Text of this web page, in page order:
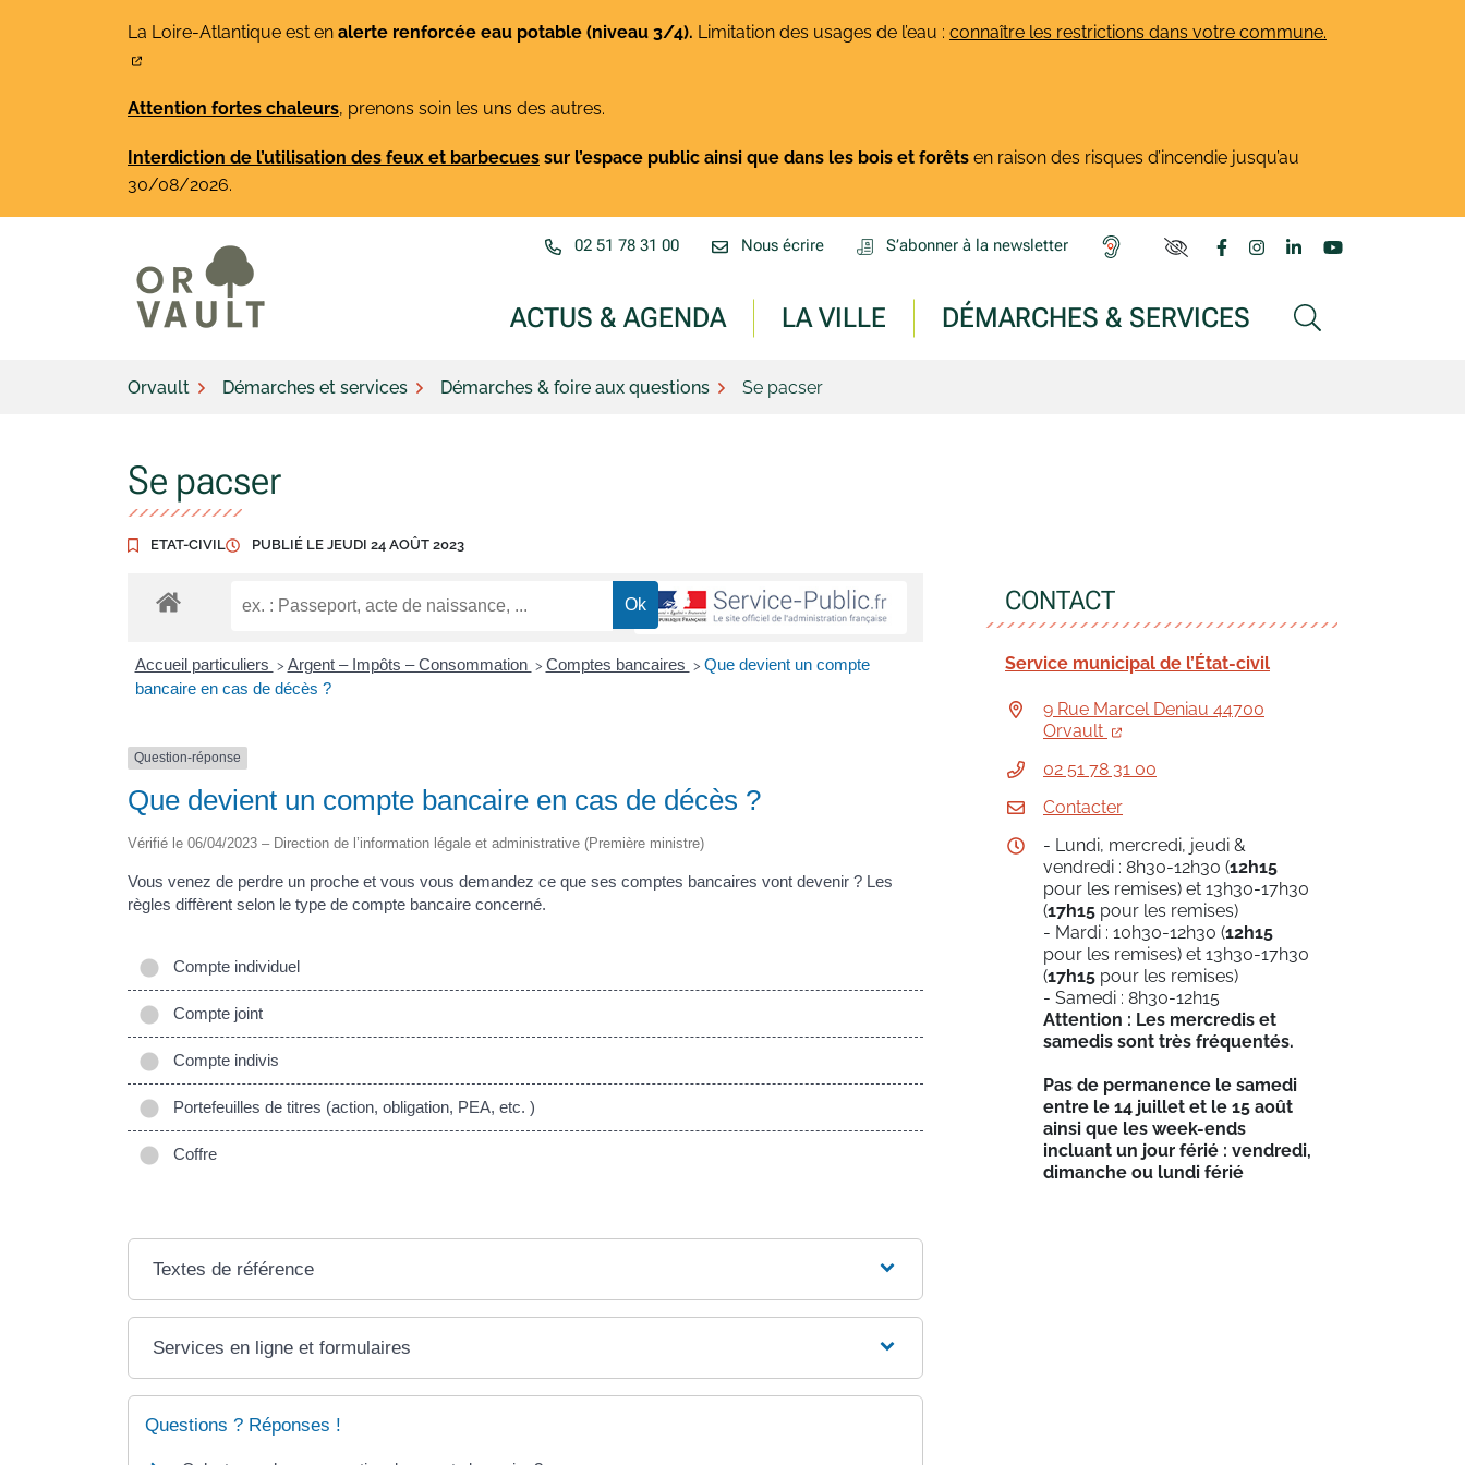
La Loire-Atlantique est en alerte renforcée eau potable (niveau 3/4). Limitation des usages de l’eau : connaître les restrictions dans votre commune.
Attention fortes chaleurs, prenons soin les uns des autres.
Interdiction de l’utilisation des feux et barbecues sur l’espace public ainsi que dans les bois et forêts en raison des risques d’incendie jusqu’au
30/08/2026.
02 51 78 31 00 Nous écrire S’abonner à la newsletter Lien vers le compte Facebook
Lien vers le compte
Lien vers le compte
Lien vers la
ACTUS & AGENDA LA VILLE DÉMARCHES & SERVICES
AFFICHER LA
Orvault Démarches et services Démarches & foire aux questions Se pacser
Se pacser
ETAT-CIVIL PUBLIÉ LE JEUDI 24 AOÛT 2023
Accueil particuliers > Argent – Impôts – Consommation > Comptes bancaires > Que devient un compte
bancaire en cas de décès ?
Question-réponse
Que devient un compte bancaire en cas de décès ?
Vérifié le 06/04/2023 – Direction de l’information légale et administrative (Première ministre)
Vous venez de perdre un proche et vous vous demandez ce que ses comptes bancaires vont devenir ? Les
règles diffèrent selon le type de compte bancaire concerné.
Compte individuel
Compte joint
Compte indivis
Portefeuilles de titres (action, obligation, PEA, etc. )
Coffre
Textes de référence
Services en ligne et formulaires
Questions ? Réponses !
CONTACT
Service municipal de l’État-civil
9 Rue Marcel Deniau 44700
Orvault
02 51 78 31 00
Contacter
- Lundi, mercredi, jeudi &
vendredi : 8h30-12h30 (12h15
pour les remises) et 13h30-17h30
(17h15 pour les remises)
- Mardi : 10h30-12h30 (12h15
pour les remises) et 13h30-17h30
(17h15 pour les remises)
- Samedi : 8h30-12h15
Attention : Les mercredis et
samedis sont très fréquentés.
Pas de permanence le samedi
entre le 14 juillet et le 15 août
ainsi que les week-ends
incluant un jour férié : vendredi,
dimanche ou lundi férié